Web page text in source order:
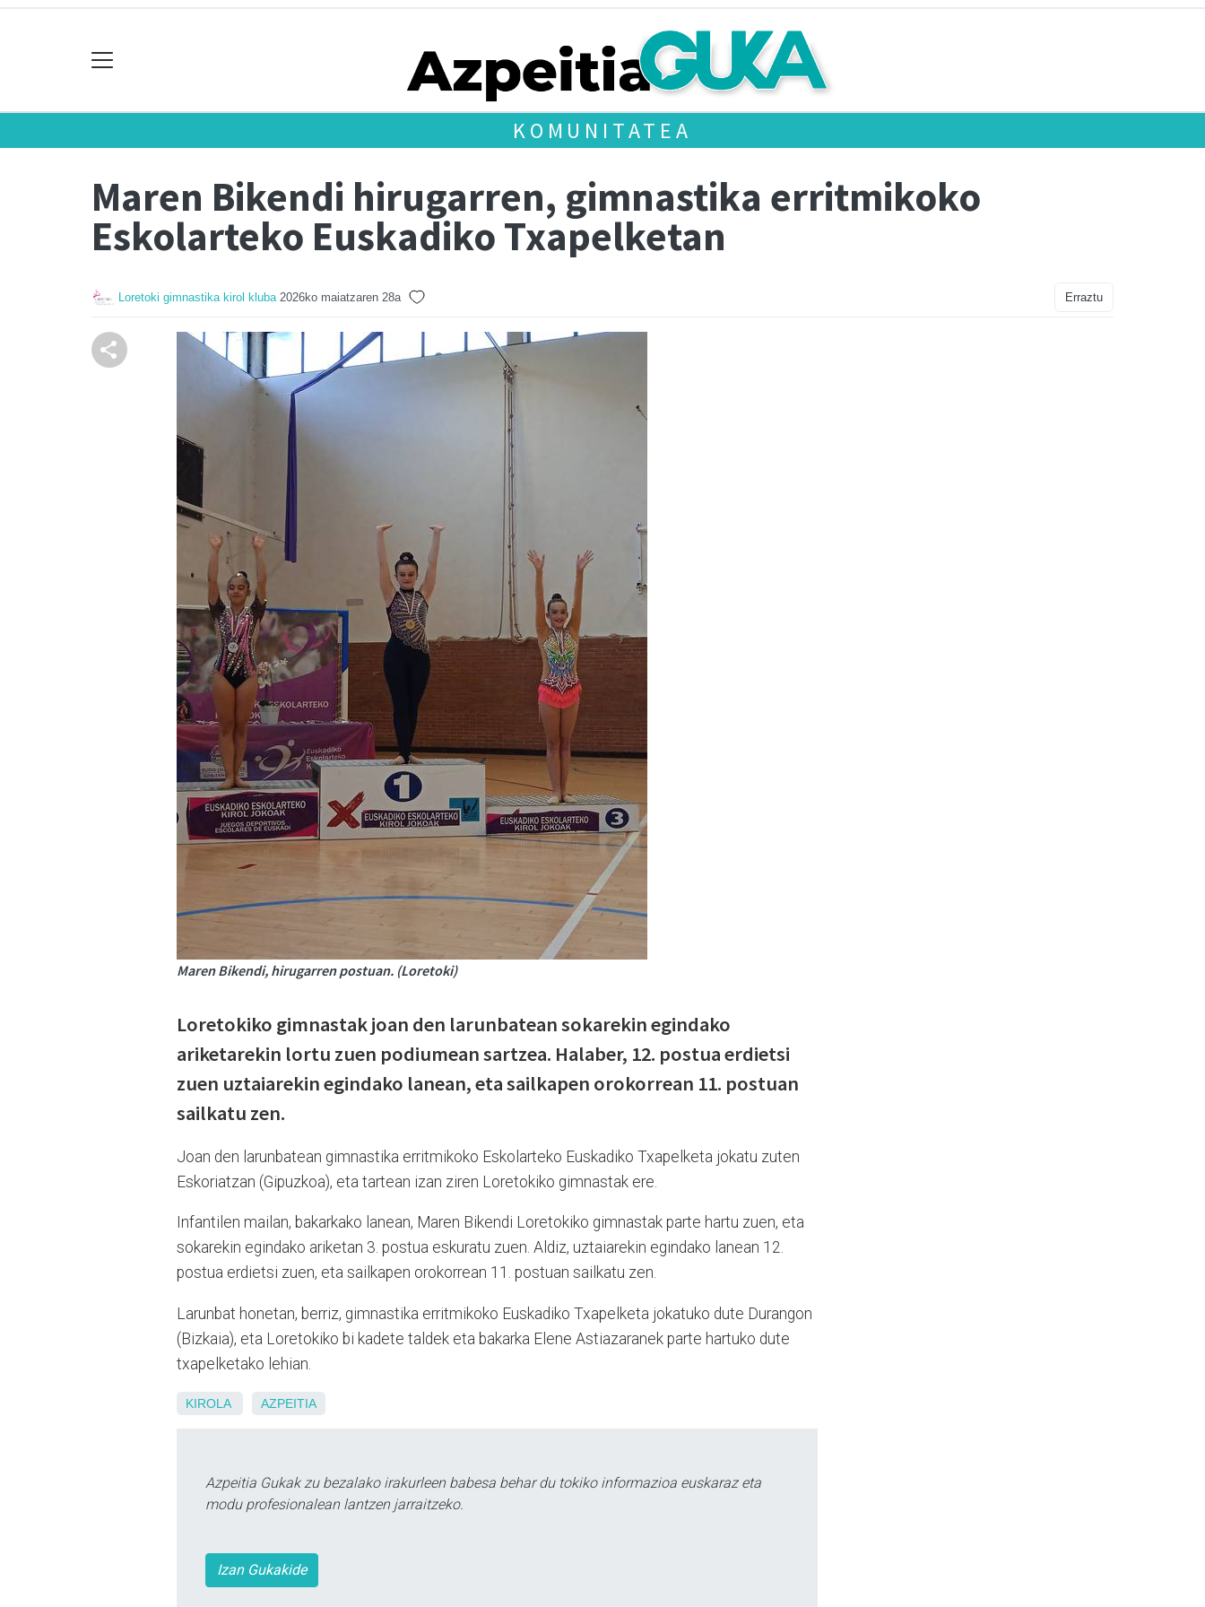
KOMUNITATEA
Maren Bikendi hirugarren, gimnastika erritmikoko
Eskolarteko Euskadiko Txapelketan
Loretoki gimnastika kirol kluba 2026ko maiatzaren 28a Erraztu
Maren Bikendi, hirugarren postuan. (Loretoki)
Loretokiko gimnastak joan den larunbatean sokarekin egindako
ariketarekin lortu zuen podiumean sartzea. Halaber, 12. postua erdietsi
zuen uztaiarekin egindako lanean, eta sailkapen orokorrean 11. postuan
sailkatu zen.
Joan den larunbatean gimnastika erritmikoko Eskolarteko Euskadiko Txapelketa jokatu zuten
Eskoriatzan (Gipuzkoa), eta tartean izan ziren Loretokiko gimnastak ere.
Infantilen mailan, bakarkako lanean, Maren Bikendi Loretokiko gimnastak parte hartu zuen, eta
sokarekin egindako ariketan 3. postua eskuratu zuen. Aldiz, uztaiarekin egindako lanean 12.
postua erdietsi zuen, eta sailkapen orokorrean 11. postuan sailkatu zen.
Larunbat honetan, berriz, gimnastika erritmikoko Euskadiko Txapelketa jokatuko dute Durangon
(Bizkaia), eta Loretokiko bi kadete taldek eta bakarka Elene Astiazaranek parte hartuko dute
txapelketako lehian.
KIROLA AZPEITIA
Azpeitia Gukak zu bezalako irakurleen babesa behar du tokiko informazioa euskaraz eta
modu profesionalean lantzen jarraitzeko.
Izan Gukakide